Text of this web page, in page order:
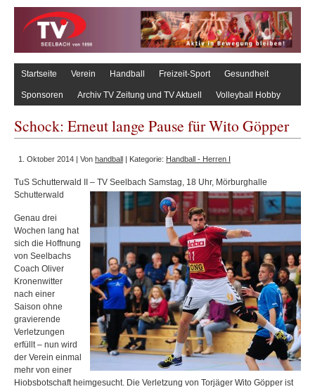
Startseite Verein Handball Freizeit-Sport Gesundheit
Sponsoren Archiv TV Zeitung und TV Aktuell Volleyball Hobby
Schock: Erneut lange Pause für Wito Göpper
1. Oktober 2014 | Von handball | Kategorie: Handball - Herren I
TuS Schutterwald II – TV Seelbach Samstag, 18 Uhr, Mörburghalle
Schutterwald
Genau drei
Wochen lang hat
sich die Hoffnung
von Seelbachs
Coach Oliver
Kronenwitter
nach einer
Saison ohne
gravierende
Verletzungen
erfüllt – nun wird
der Verein einmal
mehr von einer
Hiobsbotschaft heimgesucht. Die Verletzung von Torjäger Wito Göpper ist